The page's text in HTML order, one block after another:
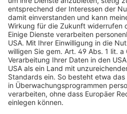
Forstprodukt finden
Kataloge
RECHTLICHE INFORMATIONEN
Zertifikate
Bildnutzungsvereinbarung
AGB
Datenschutz